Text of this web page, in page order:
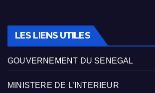
LES LIENS UTILES
GOUVERNEMENT DU SENEGAL
MINISTERE DE L’INTERIEUR